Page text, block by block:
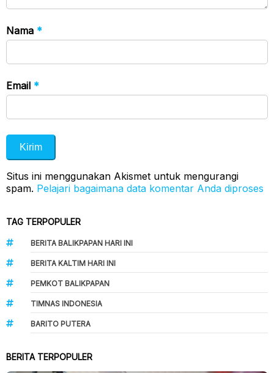
Nama *
Email *
Situs ini menggunakan Akismet untuk mengurangi
spam. Pelajari bagaimana data komentar Anda diproses
TAG TERPOPULER
BERITA BALIKPAPAN HARI INI
BERITA KALTIM HARI INI
PEMKOT BALIKPAPAN
TIMNAS INDONESIA
BARITO PUTERA
BERITA TERPOPULER